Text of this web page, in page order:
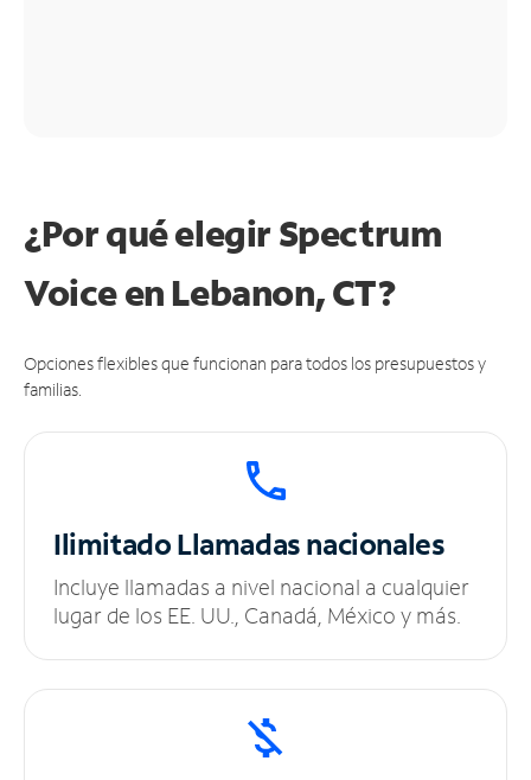
¿Por qué elegir Spectrum
Voice en Lebanon, CT?
Opciones flexibles que funcionan para todos los presupuestos y
familias.
IlimitadoLlamadas nacionales
Incluye llamadas a nivel nacional a cualquier
lugar de los EE. UU., Canadá, México y más.